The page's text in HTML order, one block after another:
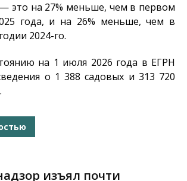
это на 27% меньше, чем в первом
года, и на 26% меньше, чем в
2024-го.
на 1 июля 2026 года в ЕГРН
о 1 388 садовых и 313 720
изъял почти